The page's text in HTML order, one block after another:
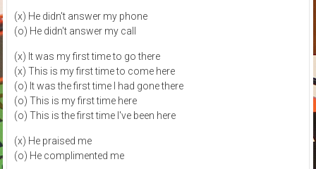
(x) He didn't answer my phone
(o) He didn't answer my call
(x) It was my first time to go there
(x) This is my first time to come here
(o) It was the first time I had gone there
(o) This is my first time here
(o) This is the first time I've been here
(x) He praised me
(o) He complimented me